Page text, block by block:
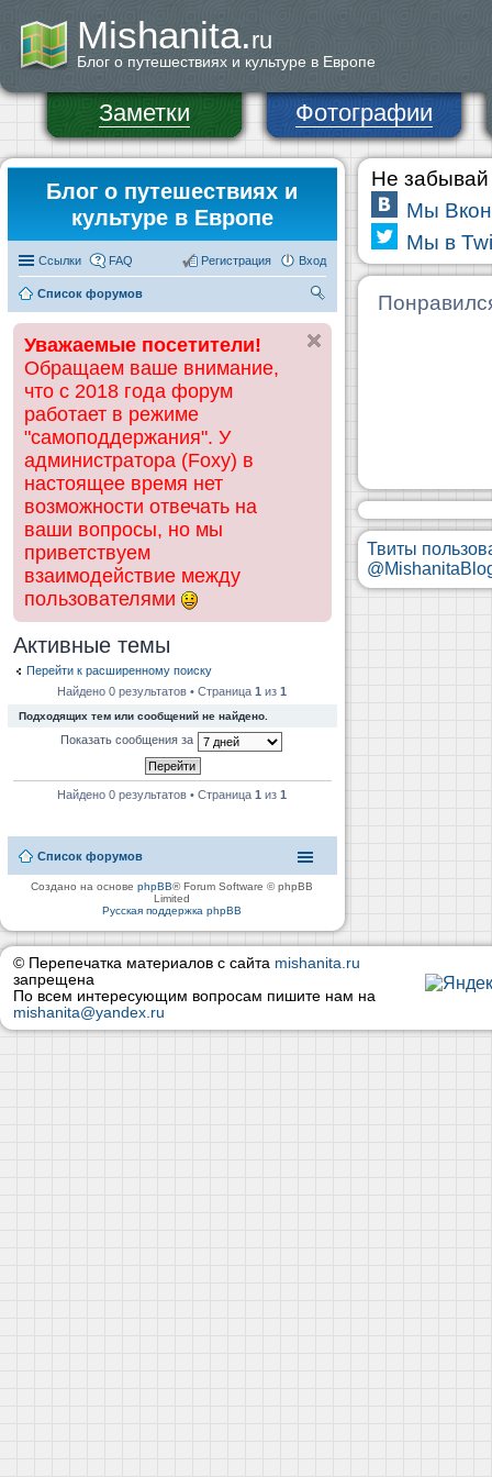
Mishanita.ru
Блог о путешествиях и культуре в Европе
Заметки Фотографии
Блог о путешествиях и
культуре в Европе
Ссылки FAQ Вход
Регистрация
Список форумов
ск
Уважаемые посетители!
Обращаем ваше внимание,
что с 2018 года форум
работает в режиме
"самоподдержания". У
администратора (Foxy) в
настоящее время нет
возможности отвечать на
ваши вопросы, но мы
приветствуем
взаимодействие между
пользователями
Активные темы
Перейти к расширенному поиску
Найдено 0 результатов • Страница1 из1
Подходящих тем или сообщений не найдено.
Показать сообщения за
Найдено 0 результатов • Страница1 из1
Список форумов
Создано на основеphpBB® Forum Software © phpBB
Limited
Русская поддержка phpBB
Не забывай
Мы
Мы в
Твиты
© Перепечатка материалов с сайта mishanita.ru
запрещена
По всем интересующим вопросам пишите нам на
mishanita@yandex.ru